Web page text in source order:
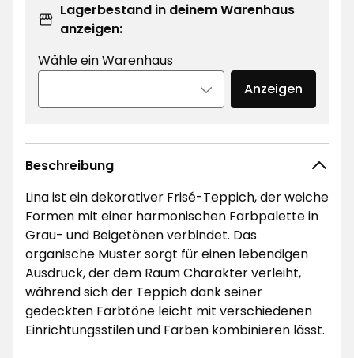
Lagerbestand in deinem Warenhaus
anzeigen:
Wähle ein Warenhaus
Anzeigen
Beschreibung
Lina ist ein dekorativer Frisé-Teppich, der weiche
Formen mit einer harmonischen Farbpalette in
Grau- und Beigetönen verbindet. Das
organische Muster sorgt für einen lebendigen
Ausdruck, der dem Raum Charakter verleiht,
während sich der Teppich dank seiner
gedeckten Farbtöne leicht mit verschiedenen
Einrichtungsstilen und Farben kombinieren lässt.